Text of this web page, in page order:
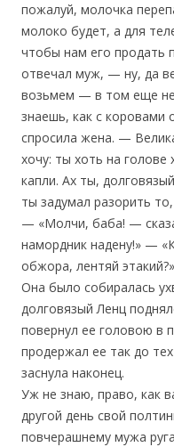
пожалуй, молочка
молоко будет, а для
чтобы нам его
отвечал муж, — ну, да
возьмем — в том еще
знаешь, как с коровами
спросила жена. —
хочу: ты хоть на
капли. Ах ты,
ты задумал разорить
— «Молчи, баба! —
намордник надену!» —
обжора, лентяй этакий?»
Она было собиралась
долговязый Ленц
повернул ее головою в
продержал ее так до
заснула наконец.
Уж не знаю, право, как
другой день свой
повчерашнему мужа